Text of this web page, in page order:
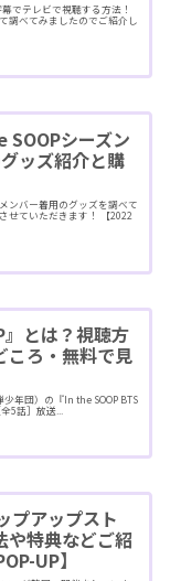
でテレビで視聴する方法！
調べてみましたのでご紹介し
SOOPシーズン
ッズ紹介と購
ンバー着用のグッズを調べて
せていただきます！ 【2022
とは？視聴方
ころ・無料で見
年団）の『In the SOOP BTS
5話］放送...
プアップスト
や特典などご紹
UP】